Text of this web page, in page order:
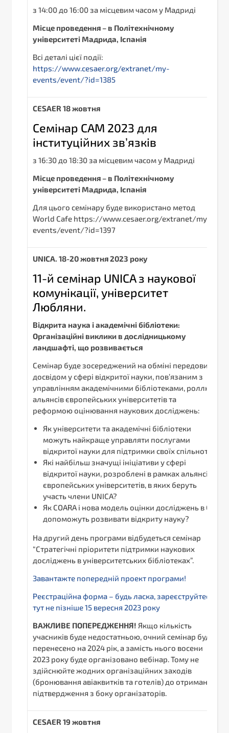
з 14:00 до 16:00 за місцевим часом у Мадриді
Місце проведення – в Політехнічному
університеті Мадрида, Іспанія
Всі деталі цієї події:
https://www.cesaer.org/extranet/my-
events/event/?id=1385
СESAER 18 жовтня
Семінар CAM 2023 для
інституційних зв’язків
з 16:30 до 18:30 за місцевим часом у Мадриді
Місце проведення – в Політехнічному
університеті Мадрида, Іспанія
Для цього семінару буде використано метод
World Cafe https://www.cesaer.org/extranet/my-
events/event/?id=1397
UNICA. 18-20 жовтня 2023 року
11-й семінар UNICA з наукової
комунікації, університет
Любляни.
Відкрита наука і академічні бібліотеки:
Організаційні виклики в дослідницькому
ландшафті, що розвивається
Семінар буде зосереджений на обміні передовим
досвідом у сфері відкритої науки, пов’язаним з
управлінням академічними бібліотеками, роллю
альянсів європейських університетів та
реформою оцінювання наукових досліджень:
Як університети та академічні бібліотеки
можуть найкраще управляти послугами
відкритої науки для підтримки своїх спільнот?
Які найбільш значущі ініціативи у сфері
відкритої науки, розроблені в рамках альянсів
європейських університетів, в яких беруть
участь члени UNICA?
Як COARA і нова модель оцінки досліджень в ЄС
допоможуть розвивати відкриту науку?
На другий день програми відбудеться семінар
“Стратегічні пріоритети підтримки наукових
досліджень в університетських бібліотеках”.
Завантажте попередній проект програми!
Реєстраційна форма – будь ласка, зареєструйтеся
тут не пізніше 15 вересня 2023 року
ВАЖЛИВЕ ПОПЕРЕДЖЕННЯ! Якщо кількість
учасників буде недостатньою, очний семінар буде
перенесено на 2024 рік, а замість нього восени
2023 року буде організовано вебінар. Тому не
здійснюйте жодних організаційних заходів
(бронювання авіаквитків та готелів) до отримання
підтвердження з боку організаторів.
СESAER 19 жовтня